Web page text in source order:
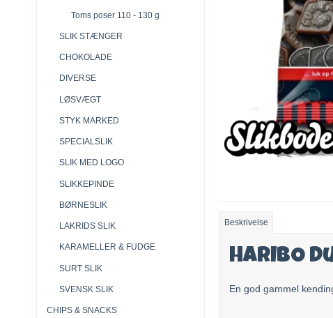
Toms poser 110 - 130 g
SLIK STÆNGER
CHOKOLADE
DIVERSE
LØSVÆGT
STYK MARKED
SPECIALSLIK
SLIK MED LOGO
SLIKKEPINDE
BØRNESLIK
LAKRIDS SLIK
KARAMELLER & FUDGE
SURT SLIK
SVENSK SLIK
CHIPS & SNACKS
Beskrivelse
HARIBO
En god gammel